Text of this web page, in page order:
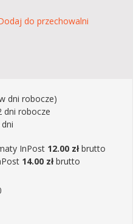
do przechowalni
dni robocze)
dni robocze
InPost 12.00 złbrutto
14.00 złbrutto